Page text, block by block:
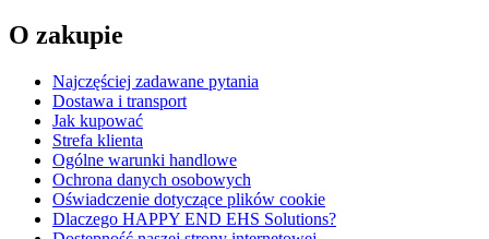
O zakupie
Najczęściej zadawane pytania
Dostawa i transport
Jak kupować
Strefa klienta
Ogólne warunki handlowe
Ochrona danych osobowych
Oświadczenie dotyczące plików cookie
Dlaczego HAPPY END EHS Solutions?